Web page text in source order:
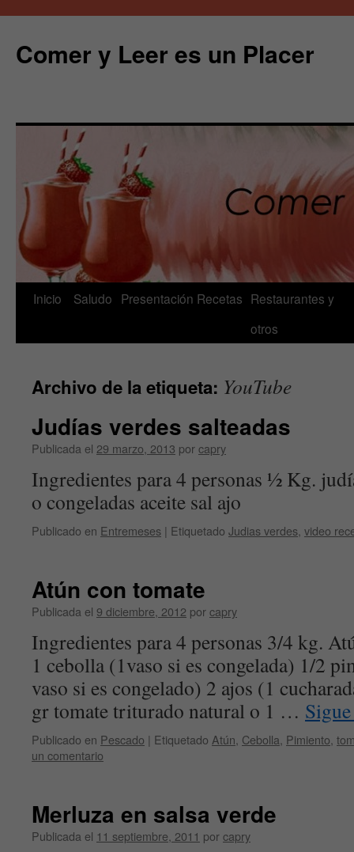
Comer y Leer es un Placer
Saltar
Inicio Saludo Presentación Recetas Restaurantes y
otros
Archivo de la etiqueta: YouTube
Judías verdes salteadas
Publicada el 29 marzo, 2013 porcapry
Ingredientes para 4 personas ½ Kg.
o congeladas aceite sal ajo
Publicado en Entremeses | Etiquetado Judias verdes video
Atún con tomate
Publicada el 9 diciembre, 2012 porcapry
Ingredientes para 4 personas 3/4 kg.
1 cebolla (1vaso si es congelada) 1/2
vaso si es congelado) 2 ajos (1
gr tomate triturado natural o 1 …
Publicado en Pescado | Etiquetado Atún Cebolla Pimiento
un comentario
Merluza en salsa verde
Publicada el 11 septiembre, 2011 porcapry